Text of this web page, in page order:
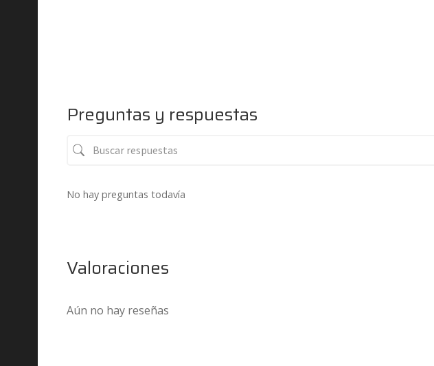
Preguntas y respuestas
No hay preguntas todavía
Valoraciones
Aún no hay reseñas